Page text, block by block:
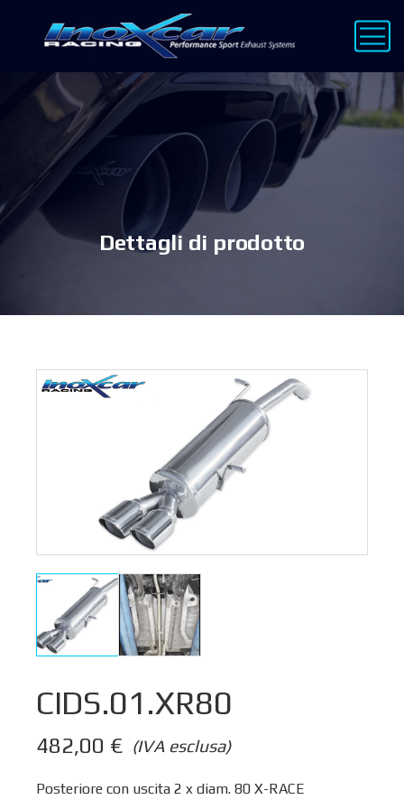
Dettagli di prodotto
CIDS.01.XR80
(IVA esclusa)
482,00 €
Posteriore con uscita 2 x diam. 80 X-RACE